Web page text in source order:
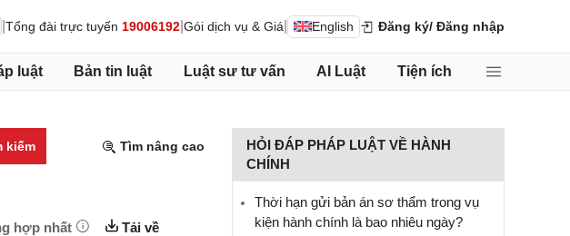
Tổng đài trực tuyến 19006192 Gói dịch vụ & Giá English Đăng ký/ Đăng nhập
luật Bản tin luật Luật sư tư vấn AI Luật Tiện ích
kiếm Tìm nâng cao
hợp nhất Tải về
HỎI ĐÁP PHÁP LUẬT VỀ HÀNH
CHÍNH
Thời hạn gửi bản án sơ thẩm trong vụ
kiện hành chính là bao nhiêu ngày?